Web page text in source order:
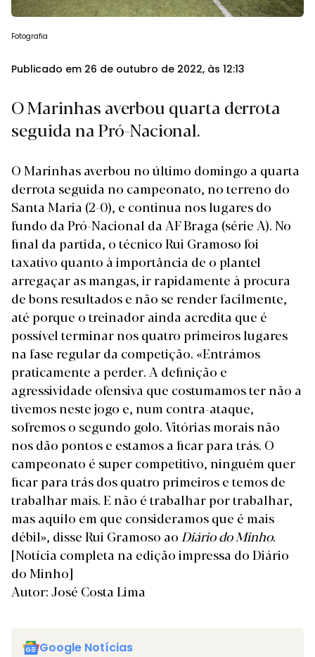
Fotografia
Publicado em 26 de outubro de 2022, às 12:13
O Marinhas averbou quarta derrota
seguida na Pró-Nacional.
O Marinhas averbou no último domingo a quarta
derrota seguida no campeonato, no terreno do
Santa Maria (2-0), e continua nos lugares do
fundo da Pró-Nacional da AF Braga (série A). No
final da partida, o técnico Rui Gramoso foi
taxativo quanto à importância de o plantel
arregaçar as mangas, ir rapidamente à procura
de bons resultados e não se render facilmente,
até porque o treinador ainda acredita que é
possível terminar nos quatro primeiros lugares
na fase regular da competição. «Entrámos
praticamente a perder. A definição e
agressividade ofensiva que costumamos ter não a
tivemos neste jogo e, num contra-ataque,
sofremos o segundo golo. Vitórias morais não
nos dão pontos e estamos a ficar para trás. O
campeonato é super competitivo, ninguém quer
ficar para trás dos quatro primeiros e temos de
trabalhar mais. E não é trabalhar por trabalhar,
mas aquilo em que consideramos que é mais
débil», disse Rui Gramoso aoDiário do Minho.
[Notícia completa na edição impressa do Diário
do Minho]
Autor: José Costa Lima
Google Notícias